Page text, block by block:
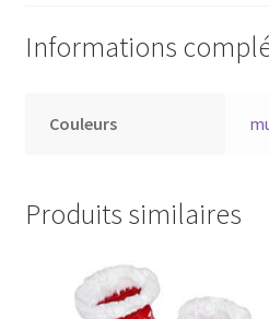
Informations
Couleurs
Produits similaires